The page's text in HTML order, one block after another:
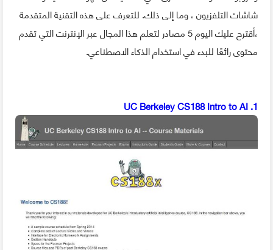
شاشات التلفزيون ، وما إلى ذلك. للتعرف على هذه التقنية المتقدمة
،أقترح عليك اليوم 5 مصادر لتعلم هذا المجال عبر الإنترنت التي تقدم
محتوى رائعًا للبدء في استخدام الذكاء الاصطناعي.
1. UC Berkeley CS188 Intro to AI